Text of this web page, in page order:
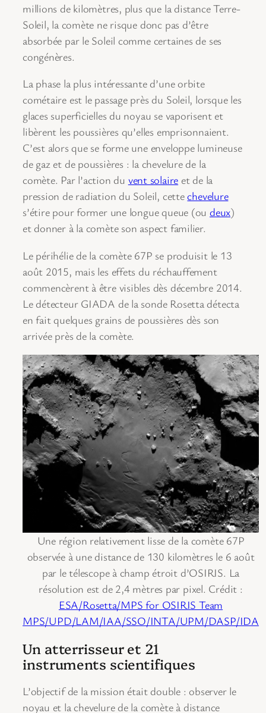
millions de kilomètres, plus que la distance Terre-
Soleil, la comète ne risque donc pas d’être
absorbée par le Soleil comme certaines de ses
congénères.
La phase la plus intéressante d’une orbite
cométaire est le passage près du Soleil, lorsque les
glaces superficielles du noyau se vaporisent et
libèrent les poussières qu’elles emprisonnaient.
C’est alors que se forme une enveloppe lumineuse
de gaz et de poussières : la chevelure de la
comète. Par l’action du vent solaire et de la
pression de radiation du Soleil, cettechevelure
s’étire pour former une longue queue (ou deux)
et donner à la comète son aspect familier.
Le périhélie de la comète 67P se produisit le 13
août 2015, mais les effets du réchauffement
commencèrent à être visibles dès décembre 2014.
Le détecteur GIADA de la sonde Rosetta détecta
en fait quelques grains de poussières dès son
arrivée près de la comète.
Une région relativement lisse de la comète 67P
observée à une distance de 130 kilomètres le 6 août
par le télescope à champ étroit d’OSIRIS. La
résolution est de 2,4 mètres par pixel. Crédit :
ESA/Rosetta/MPS for OSIRIS Team
MPS/UPD/LAM/IAA/SSO/INTA/UPM/DASP/IDA
Un atterrisseur et 21
instruments scientifiques
L’objectif de la mission était double : observer le
noyau et la chevelure de la comète à distance